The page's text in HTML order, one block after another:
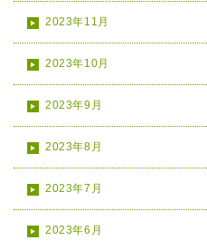
2023年11月
2023年10月
2023年9月
2023年8月
2023年7月
2023年6月